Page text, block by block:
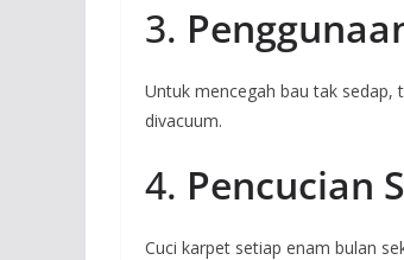
3.
Untuk mencegah bau tak sedap,
divacuum.
4. Pencucian
Cuci karpet setiap enam bulan